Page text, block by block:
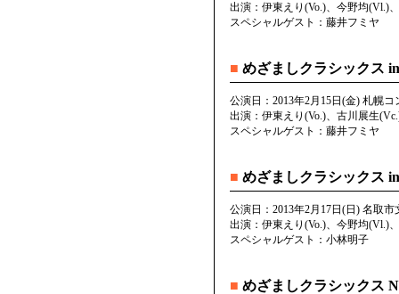
出演：伊東えり(Vo.)、今野均(Vl.)
スペシャルゲスト：藤井フミヤ
■ めざましクラシックス
公演日：2013年2月15日(金) 札幌
出演：伊東えり(Vo.)、古川展生
スペシャルゲスト：藤井フミヤ
■ めざましクラシックス
公演日：2013年2月17日(日) 名取
出演：伊東えり(Vo.)、今野均(Vl.)
スペシャルゲスト：小林明子
■ めざましクラシックス